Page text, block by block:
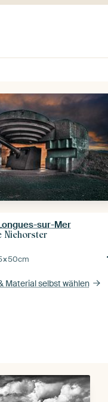
sur-Mer
Niehorster
cm
Material selbst wählen